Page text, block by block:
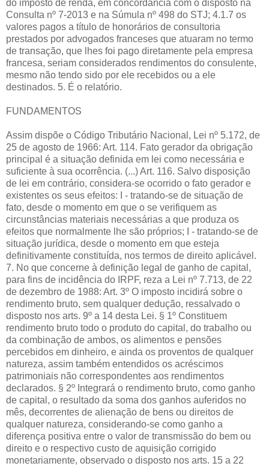
do imposto de renda, em concordância com o disposto na
Consulta nº 7-2013 e na Súmula nº 498 do STJ; 4.1.7 os
valores pagos a título de honorários de consultoria
prestados por advogados franceses que atuaram no termo
de transação, que lhes foi pago diretamente pela empresa
francesa, seriam considerados rendimentos do consulente,
mesmo não tendo sido por ele recebidos ou a ele
destinados. 5. É o relatório.
FUNDAMENTOS
Assim dispõe o Código Tributário Nacional, Lei nº 5.172, de
25 de agosto de 1966: Art. 114. Fato gerador da obrigação
principal é a situação definida em lei como necessária e
suficiente à sua ocorrência. (...) Art. 116. Salvo disposição
de lei em contrário, considera-se ocorrido o fato gerador e
existentes os seus efeitos: I - tratando-se de situação de
fato, desde o momento em que o se verifiquem as
circunstâncias materiais necessárias a que produza os
efeitos que normalmente lhe são próprios; I - tratando-se de
situação jurídica, desde o momento em que esteja
definitivamente constituída, nos termos de direito aplicável.
7. No que concerne à definição legal de ganho de capital,
para fins de incidência do IRPF, reza a Lei nº 7.713, de 22
de dezembro de 1988: Art. 3º O imposto incidirá sobre o
rendimento bruto, sem qualquer dedução, ressalvado o
disposto nos arts. 9º a 14 desta Lei. § 1º Constituem
rendimento bruto todo o produto do capital, do trabalho ou
da combinação de ambos, os alimentos e pensões
percebidos em dinheiro, e ainda os proventos de qualquer
natureza, assim também entendidos os acréscimos
patrimoniais não correspondentes aos rendimentos
declarados. § 2º Integrará o rendimento bruto, como ganho
de capital, o resultado da soma dos ganhos auferidos no
mês, decorrentes de alienação de bens ou direitos de
qualquer natureza, considerando-se como ganho a
diferença positiva entre o valor de transmissão do bem ou
direito e o respectivo custo de aquisição corrigido
monetariamente, observado o disposto nos arts. 15 a 22